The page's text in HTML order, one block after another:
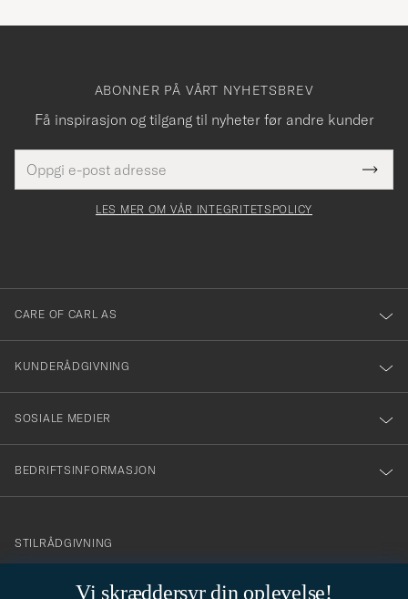
Vi skræddersyr din oplevelse!
ABONNER PÅ VÅRT NYHETSBREV
Få inspirasjon og tilgang til nyheter før andre kunder
postadresse
felt
Tack
för
dig
till
vårt
nyhetsbrev!
LES MER OM VÅR INTEGRITETSPOLICY
CARE OF CARL AS
KUNDERÅDGIVNING
SOSIALE MEDIER
BEDRIFTSINFORMASJON
info@careofcarl.no
STILRÅDGIVNING